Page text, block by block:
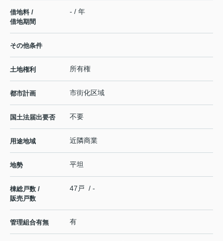
借地料 /
借地期間
- / 年
その他条件
土地権利 所有権
都市計画 市街化区域
国土法届出要否 不要
用途地域 近隣商業
地勢 平坦
棟総戸数 /
販売戸数
47戸 / -
管理組合有無 有